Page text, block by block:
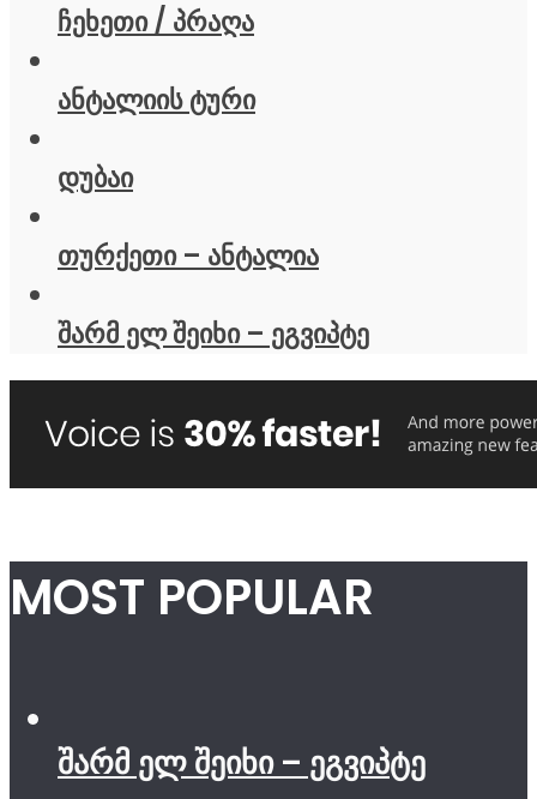
ჩეხეთი / პრაღა
ანტალიის ტური
დუბაი
თურქეთი – ანტალია
შარმ ელ შეიხი – ეგვიპტე
MOST POPULAR
შარმ ელ შეიხი – ეგვიპტე